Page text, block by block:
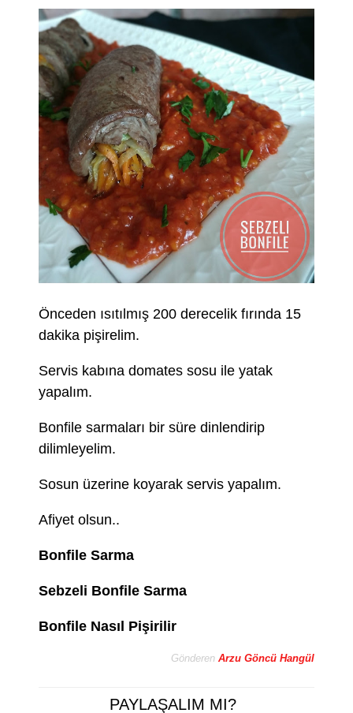
Önceden ısıtılmış 200 derecelik fırında 15
dakika pişirelim.
Servis kabına domates sosu ile yatak
yapalım.
Bonfile sarmaları bir süre dinlendirip
dilimleyelim.
Sosun üzerine koyarak servis yapalım.
Afiyet olsun..
Bonfile Sarma
Sebzeli Bonfile Sarma
Bonfile Nasıl Pişirilir
Gönderen Arzu Göncü Hangül
PAYLAŞALIM MI?